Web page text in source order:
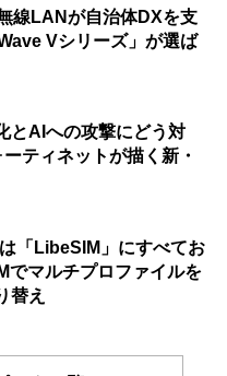
線LANが自治体DXを支
Vシリーズ」が選ば
とAIへの攻撃にどう対
ティネットが描く新・
「LibeSIM」にすべてお
マルチプロファイルを
替え